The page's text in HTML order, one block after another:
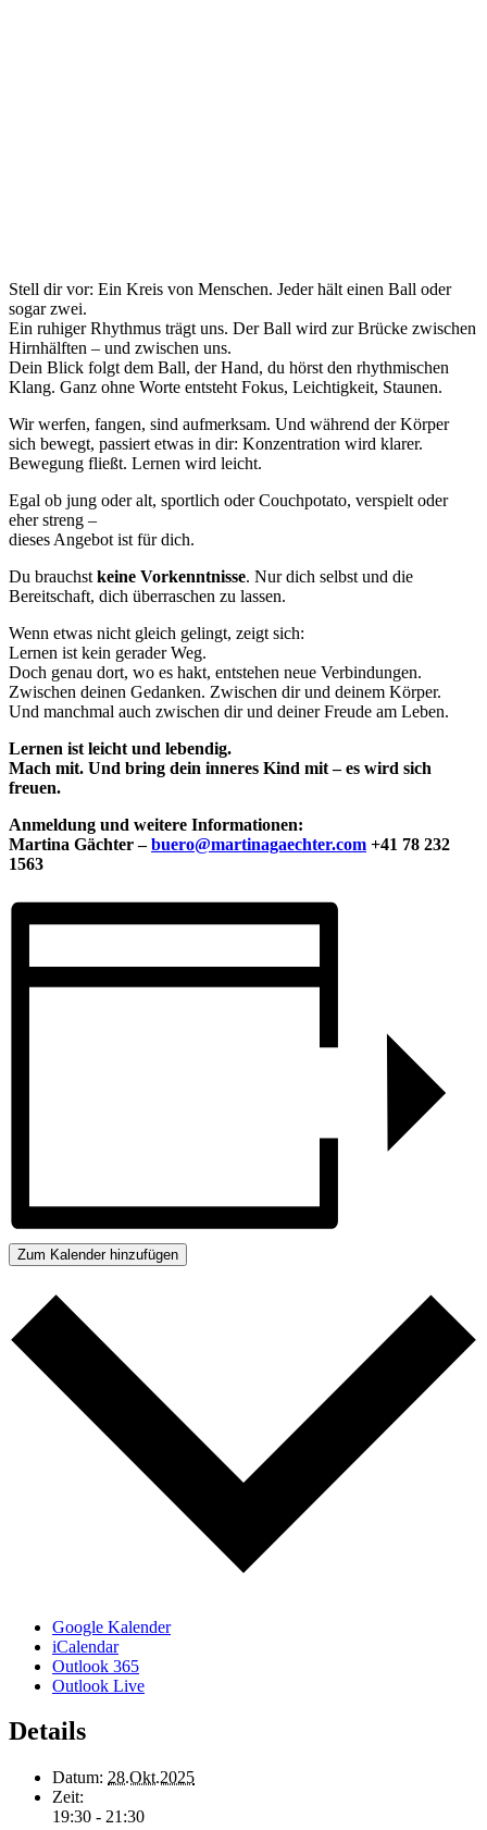
Stell dir vor: Ein Kreis von Menschen. Jeder hält einen Ball oder
sogar zwei.
Ein ruhiger Rhythmus trägt uns. Der Ball wird zur Brücke zwischen
Hirnhälften – und zwischen uns.
Dein Blick folgt dem Ball, der Hand, du hörst den rhythmischen
Klang. Ganz ohne Worte entsteht Fokus, Leichtigkeit, Staunen.
Wir werfen, fangen, sind aufmerksam. Und während der Körper
sich bewegt, passiert etwas in dir: Konzentration wird klarer.
Bewegung fließt. Lernen wird leicht.
Egal ob jung oder alt, sportlich oder Couchpotato, verspielt oder
eher streng –
dieses Angebot ist für dich.
Du brauchst keine Vorkenntnisse. Nur dich selbst und die
Bereitschaft, dich überraschen zu lassen.
Wenn etwas nicht gleich gelingt, zeigt sich:
Lernen ist kein gerader Weg.
Doch genau dort, wo es hakt, entstehen neue Verbindungen.
Zwischen deinen Gedanken. Zwischen dir und deinem Körper.
Und manchmal auch zwischen dir und deiner Freude am Leben.
Lernen ist leicht und lebendig.
Mach mit. Und bring dein inneres Kind mit – es wird sich
freuen.
Anmeldung und weitere Informationen:
Martina Gächter –buero@martinagaechter.com +41 78 232
1563
Zum Kalender hinzufügen
Google Kalender
iCalendar
Outlook 365
Outlook Live
Details
Datum: 28.Okt.2025
Zeit:
19:30 - 21:30